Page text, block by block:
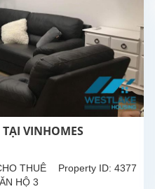
VINHOMES
Property ID: 4377
THUÊ
HỘ 3